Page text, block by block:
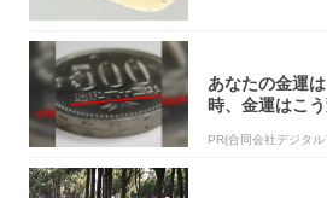
あなたの金運
時、金運はこ
PR(合同会社デジタ